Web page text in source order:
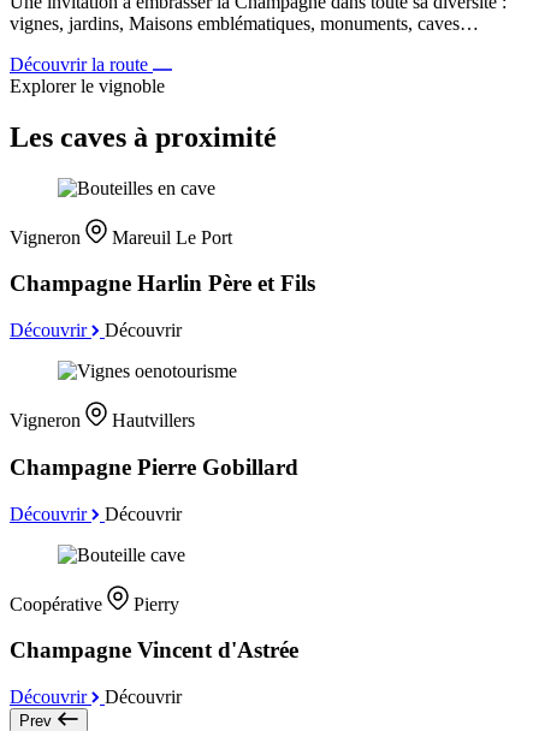
vignes, jardins, Maisons emblématiques, monuments, caves…
Découvrir la route
Explorer le vignoble
Les caves à proximité
Vigneron Mareuil Le Port
Champagne Harlin Père et Fils
Découvrir Découvrir
Vigneron Hautvillers
Champagne Pierre Gobillard
Découvrir Découvrir
Coopérative Pierry
Champagne Vincent d'Astrée
Découvrir Découvrir
Prev